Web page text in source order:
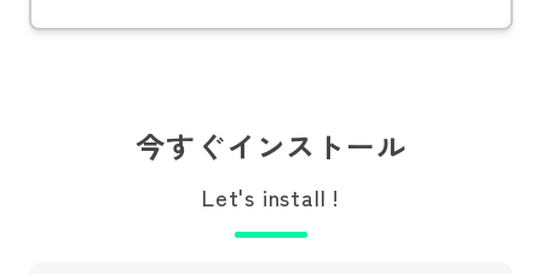
今すぐインストール
Let's install !